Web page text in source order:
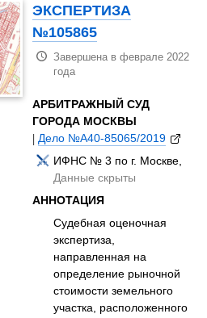
ЭКСПЕРТИЗА
№105865
Завершена в феврале 2022
года
АРБИТРАЖНЫЙ СУД
ГОРОДА МОСКВЫ
|Дело №А40-85065/2019
ИФНС № 3 по г. Москве,
Данные скрыты
АННОТАЦИЯ
Судебная оценочная
экспертиза,
направленная на
определение рыночной
стоимости земельного
участка, расположенного